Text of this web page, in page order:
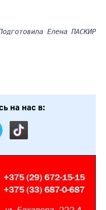
Елена ПАСКИР
на нас в: